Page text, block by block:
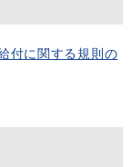
付に関する規則の